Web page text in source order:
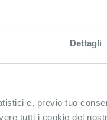
Dettagli
e, previo tuo
tutti i cookie del
subire variazioni in
DOM LUN